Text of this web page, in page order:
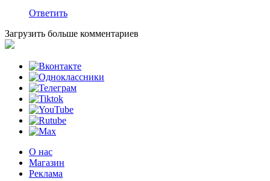
Ответить
Загрузить больше комментариев
О нас
Магазин
Реклама